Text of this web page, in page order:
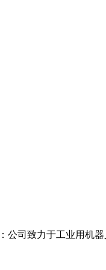
公司致力于工业用机